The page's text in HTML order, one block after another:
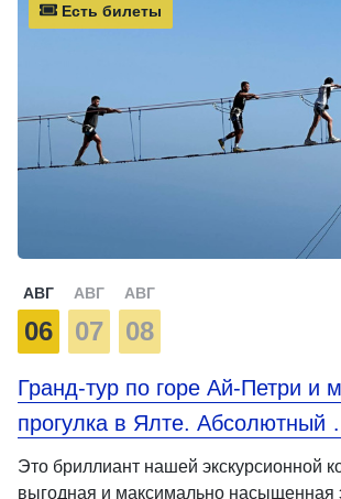
Есть билеты
АВГ
06
АВГ
07
АВГ
08
Гранд-тур по горе Ай-Петри и
прогулка в Ялте. Абсолютный
Это бриллиант нашей экскурсионной
выгодная и максимально насыщенная